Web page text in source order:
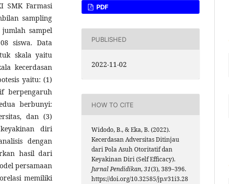
SMK Farmasi
sampling
sampel
siswa. Data
skala yaitu
kecerdasan
yaitu: (1)
berpengaruh
berbunyi:
dan (3)
diri
dengan
hasil dari
persamaan
memiliki
PDF
PUBLISHED
2022-11-02
HOW TO CITE
Widodo, B., & Eka, B. (2022).
Kecerdasan Adversitas Ditinjau
dari Pola Asuh Otoritatif dan
Keyakinan Diri (Self Efficacy).
Jurnal Pendidikan,31(3), 389–396.
https://doi.org/10.32585/jp.v31i3.28